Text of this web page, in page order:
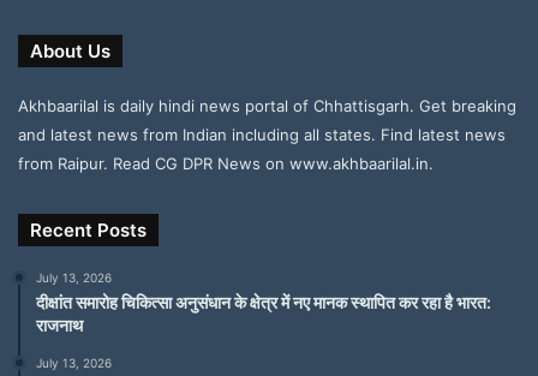
About Us
Akhbaarilal is daily hindi news portal of Chhattisgarh. Get breaking
and latest news from Indian including all states. Find latest news
from Raipur. Read CG DPR News on www.akhbaarilal.in.
Recent Posts
July 13, 2026
दीक्षांत समारोह चिकित्सा अनुसंधान के क्षेत्र में नए मानक स्थापित कर रहा है भारत:
राजनाथ
July 13, 2026